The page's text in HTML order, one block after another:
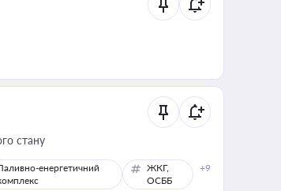
стану
енергетичний
ЖКГ,
ОСББ
+9